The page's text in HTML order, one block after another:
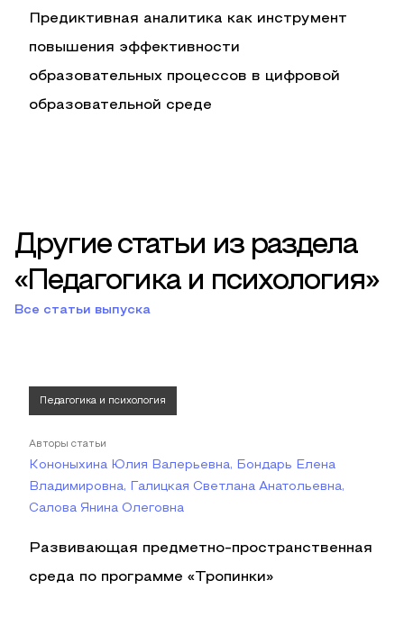
Предиктивная аналитика как инструмент
повышения эффективности
образовательных процессов в цифровой
образовательной среде
Другие статьи из раздела
«Педагогика и психология»
Все статьи выпуска
Педагогика и психология
Авторы статьи
Кононыхина Юлия Валерьевна, Бондарь Елена
Владимировна, Галицкая Светлана Анатольевна,
Салова Янина Олеговна
Развивающая предметно-пространственная
среда по программе «Тропинки»